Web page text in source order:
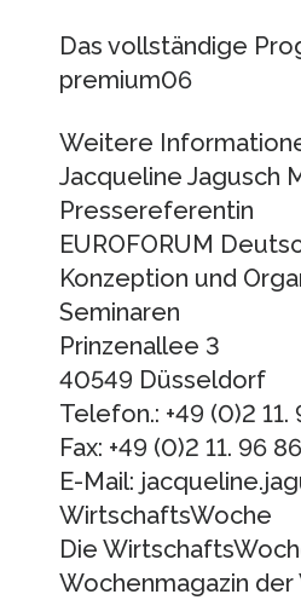
Das vollständige
premium06
Weitere
Jacqueline Jagusch
Pressereferentin
EUROFORUM
Konzeption und
Seminaren
Prinzenallee 3
40549 Düsseldorf
Telefon.: +49 (0)2 11.
Fax: +49 (0)2 11. 96
E-Mail:
WirtschaftsWoche
Die
Wochenmagazin